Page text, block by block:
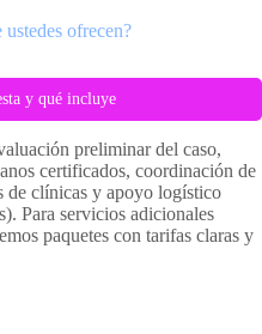
ofrecen?
y qué incluye
preliminar del caso,
certificados, coordinación de
de clínicas y apoyo logístico
Para servicios adicionales
paquetes con tarifas claras y